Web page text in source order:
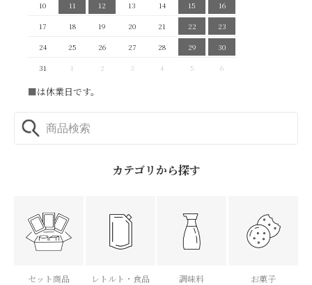
10
11 12 13 14 15
16
17
18 19 20 21 22
23
24
25 26 27 28 29
30
31
1 2 3 4 5 6
■は休業日です。
カテゴリから探す
セット商品 レトルト・食品 調味料 お菓子